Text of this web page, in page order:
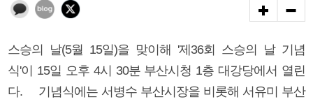
스승의 날(5월 15일)을 맞이해 '제36회 스승의 날 기념
식'이 15일 오후 4시 30분 부산시청 1층 대강당에서 열린
다. 기념식에는 서병수 부산시장을 비롯해 서유미 부산